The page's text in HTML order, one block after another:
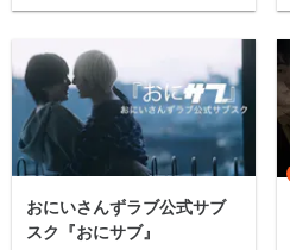
おにいさんずラブ公式サブ
スク『おにサブ』